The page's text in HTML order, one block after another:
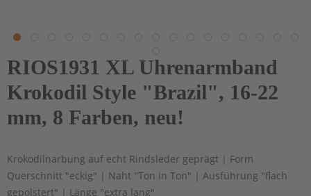
RIOS1931 XL Uhrenarmband
Krokodil Style "Brazil", 16-22
mm, 8 Farben, neu!
Krokodilnarbung auf echt Rindsleder geprägt | Form
Querschnitt "eckig" | Naht "Ton in Ton" | Ausführung "flach
gepolstert" | Länge "extra lang"